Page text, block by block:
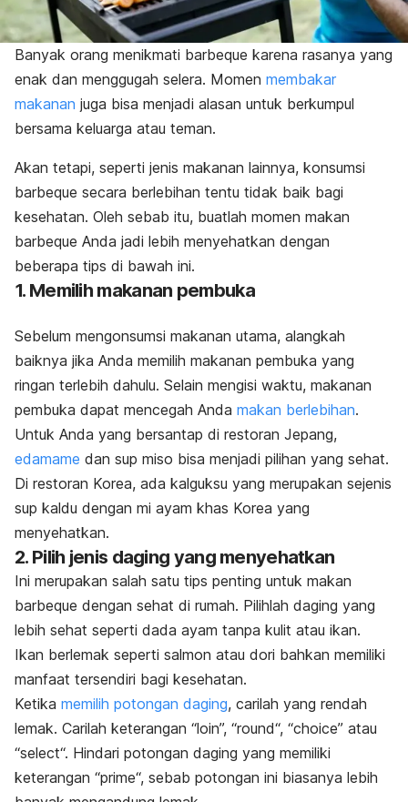
Banyak orang menikmati barbeque karena rasanya yang
enak dan menggugah selera. Momen membakar
makanan juga bisa menjadi alasan untuk berkumpul
bersama keluarga atau teman.
Akan tetapi, seperti jenis makanan lainnya, konsumsi
barbeque secara berlebihan tentu tidak baik bagi
kesehatan. Oleh sebab itu, buatlah momen makan
barbeque Anda jadi lebih menyehatkan dengan
beberapa tips di bawah ini.
1. Memilih makanan pembuka
Sebelum mengonsumsi makanan utama, alangkah
baiknya jika Anda memilih makanan pembuka yang
ringan terlebih dahulu. Selain mengisi waktu, makanan
pembuka dapat mencegah Anda makan berlebihan.
Untuk Anda yang bersantap di restoran Jepang,
edamame dan sup miso bisa menjadi pilihan yang sehat.
Di restoran Korea, ada kalguksu yang merupakan sejenis
sup kaldu dengan mi ayam khas Korea yang
menyehatkan.
2. Pilih jenis daging yang menyehatkan
Ini merupakan salah satu tips penting untuk makan
barbeque dengan sehat di rumah. Pilihlah daging yang
lebih sehat seperti dada ayam tanpa kulit atau ikan.
Ikan berlemak seperti salmon atau dori bahkan memiliki
manfaat tersendiri bagi kesehatan.
Ketika memilih potongan daging, carilah yang rendah
lemak. Carilah keterangan “loin”, “round“, “choice” atau
“select“. Hindari potongan daging yang memiliki
keterangan “prime“, sebab potongan ini biasanya lebih